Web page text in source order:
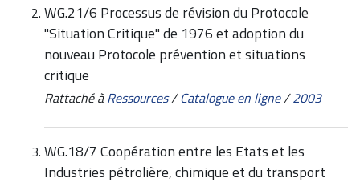
WG.21/6 Processus de révision du Protocole
"Situation Critique" de 1976 et adoption du
nouveau Protocole prévention et situations
critique
Rattaché à Ressources/Catalogue en ligne/2003
WG.18/7 Coopération entre les Etats et les
Industries pétrolière, chimique et du transport